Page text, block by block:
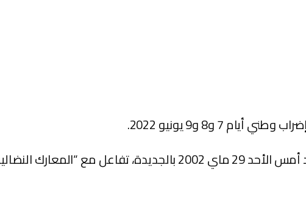
7 و8 و9 يونيو 2022.
ووفق مصادر مطلعة، فإن اجتماع اللجنة الإدارية، المنعقد أمس الأحد